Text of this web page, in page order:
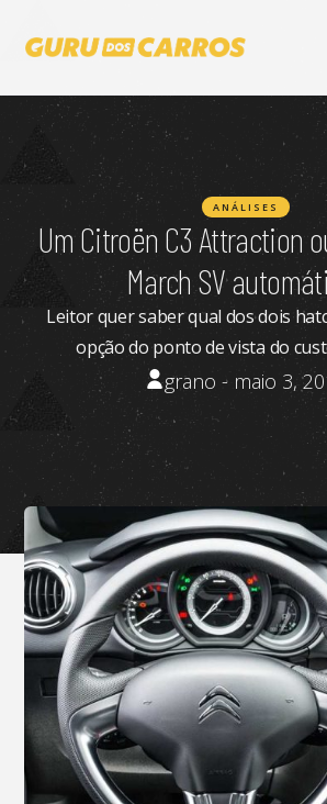
ANÁLISES
Um Citroën C3 Attraction
March SV
Leitor quer saber qual dos dois
opção do ponto de vista do
grano - maio 3,